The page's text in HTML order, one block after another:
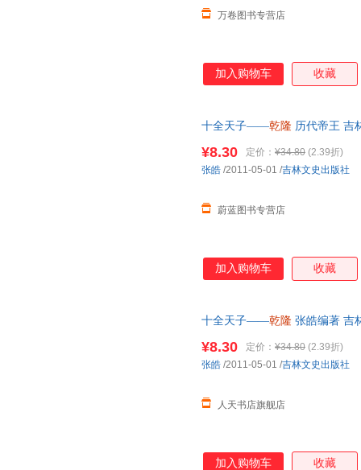
万卷图书专营店
加入购物车 收藏
十全天子——乾隆 历代帝王 吉
¥8.30 定价： ¥34.80 (2.39折)
蔚蓝图书专营店
张皓 /2011-05-01 /吉林文史出版社
加入购物车 收藏
十全天子——乾隆 张皓编著 吉
¥8.30 定价： ¥34.80 (2.39折)
人天书店旗舰店
张皓 /2011-05-01 /吉林文史出版社
加入购物车 收藏